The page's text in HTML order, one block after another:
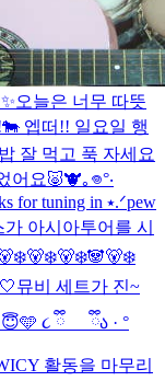
오늘은 너무 따뜻
엡떠!! 일요일 행
잘 먹고 푹 자세요
어요🐷🐮｡𖦹°‧
for tuning in ⭑.ᐟpew
아시아투어를 시
뮤비 세트가 진~
🩵 ૮ ྀི_ _ ྀིა · °
활동을 마무리